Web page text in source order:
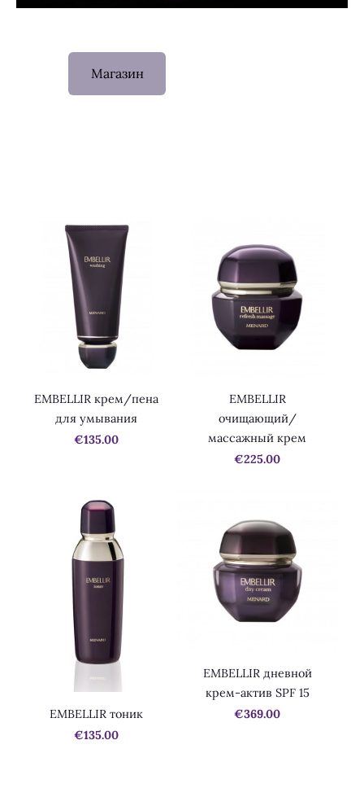
Магазин
EMBELLIR крем/пена
для умывания
€135.00
EMBELLIR
очищающий/
массажный крем
€225.00
EMBELLIR тоник
€135.00
EMBELLIR дневной
крем-актив SPF 15
€369.00